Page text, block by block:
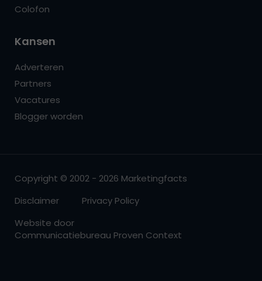
Colofon
Kansen
Adverteren
Partners
Vacatures
Blogger worden
Copyright © 2002 - 2026 Marketingfacts
Disclaimer
Privacy Policy
Website door
Communicatiebureau Proven Context